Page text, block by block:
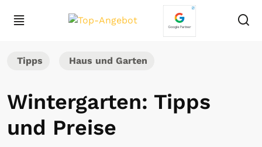
Tipps Haus und Garten
Wintergarten: Tipps
und Preise